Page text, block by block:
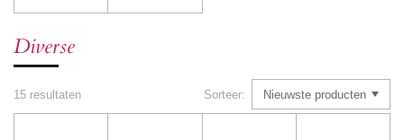
Diverse
15 resultaten Sorteer: